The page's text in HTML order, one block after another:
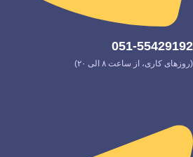
051-55429192
(روزهای کاری، از ساعت ۸ الی ۲۰)